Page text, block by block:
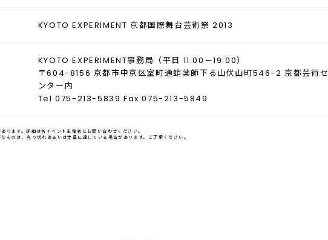
KYOTO EXPERIMENT 京都国際舞台芸術祭 2013
KYOTO EXPERIMENT事務局（平日 11:00－19:00）
〒604-8156 京都市中京区室町通蛸薬師下る山伏山町546-2 京都芸術セ
ンター内
Tel 075-213-5839 Fax 075-213-5849
ります。詳細は各イベント主催者にお問い合わせください。
ものは、売り切れあるいは定員に達している場合があります。ご了承ください。